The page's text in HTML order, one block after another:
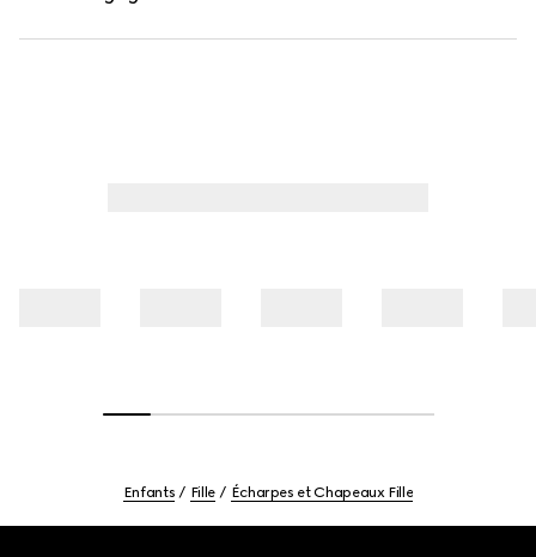
Enfants Fille Écharpes et Chapeaux Fille